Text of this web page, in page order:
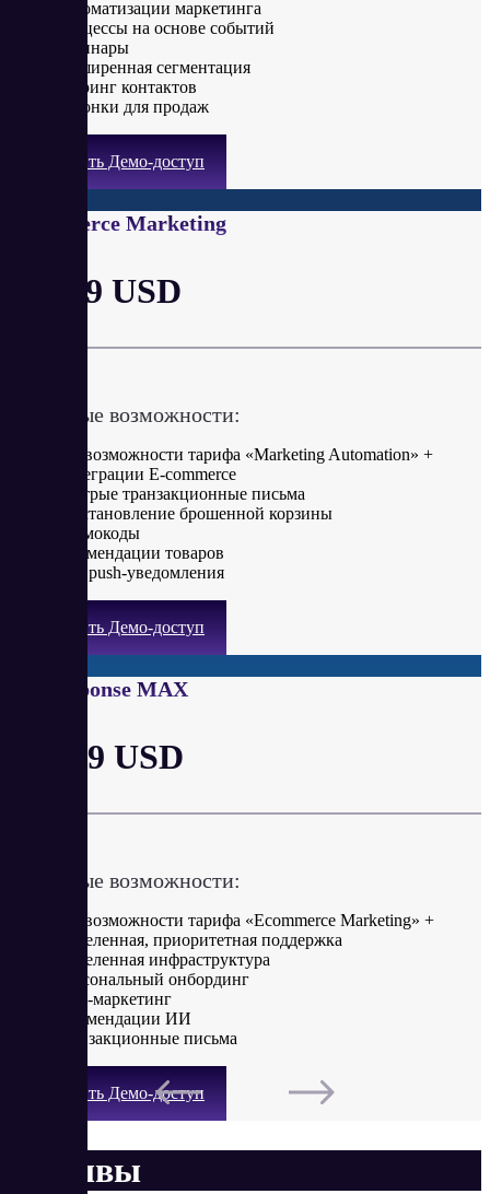
Автоматизации маркетинга
Процессы на основе событий
Вебинары
Расширенная сегментация
Скоринг контактов
Воронки для продаж
Получить Демо-доступ
Ecommerce Marketing
от 119 USD
Ключевые возможности:
Все возможности тарифа «Marketing Automation» +
Интеграции E-commerce
Быстрые транзакционные письма
Восстановление брошенной корзины
Промокоды
Рекомендации товаров
Web push-уведомления
Получить Демо-доступ
GetResponse MAX
от 999 USD
Ключевые возможности:
Все возможности тарифа «Ecommerce Marketing» +
Выделенная, приоритетная поддержка
Выделенная инфраструктура
Персональный онбординг
SMS-маркетинг
Рекомендации ИИ
Транзакционные письма
Получить Демо-доступ
Отзывы